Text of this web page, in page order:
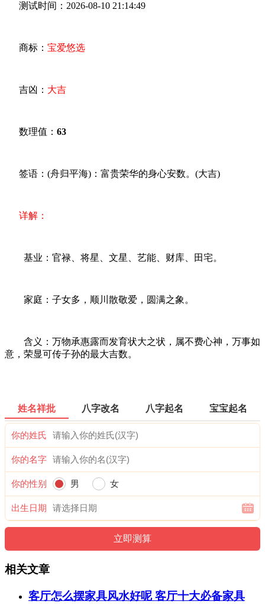
测试时间：2026-08-10 21:14:49
商标： 宝爱悠选
吉凶： 大吉
数理值： 63
签语：(舟归平海)：富贵荣华的身心安数。(大吉)
详解：
基业：官禄、将星、文星、艺能、财库、田宅。
家庭：子女多，顺川散敬爱，圆满之象。
含义：万物承惠露而发育状大之状，属不费心神，万事如
意，荣显可传子孙的最大吉数。
姓名祥批 八字改名 八字起名 宝宝起名
你的姓氏
你的名字
你的性别 男 女
出生日期
相关文章
客厅怎么摆家具风水好呢 客厅十大必备家具